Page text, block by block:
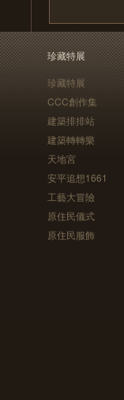
珍藏特展
珍藏特展
CCC創作集
建築排排站
建築轉轉樂
天地宮
安平追想1661
工藝大冒險
原住民儀式
原住民服飾